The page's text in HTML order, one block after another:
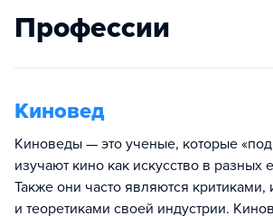
Профессии
Киновед
Киноведы — это ученые, которые
изучают кино как искусство в разных
Также они часто являются критиками,
и теоретиками своей индустрии.